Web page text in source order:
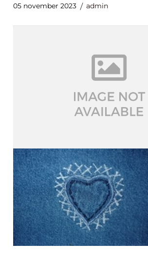
05 november 2023 admin